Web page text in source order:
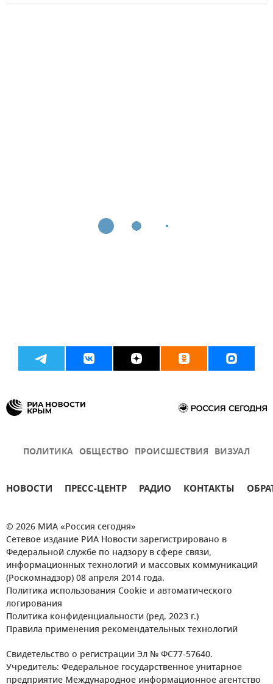
ПОЛИТИКА ОБЩЕСТВО ПРОИСШЕСТВИЯ ВИЗУАЛ
НОВОСТИ ПРЕСС-ЦЕНТР РАДИО КОНТАКТЫ
© 2026 МИА «Россия сегодня»
Сетевое издание РИА Новости зарегистрировано в
Федеральной службе по надзору в сфере связи,
информационных технологий и массовых коммуникаций
(Роскомнадзор) 08 апреля 2014 года.
Политика использования Cookie и автоматического
логирования
Политика конфиденциальности (ред. 2023 г.)
Правила применения рекомендательных технологий
Свидетельство о регистрации Эл № ФС77-57640.
Учредитель: Федеральное государственное унитарное
предприятие Международное информационное агентство